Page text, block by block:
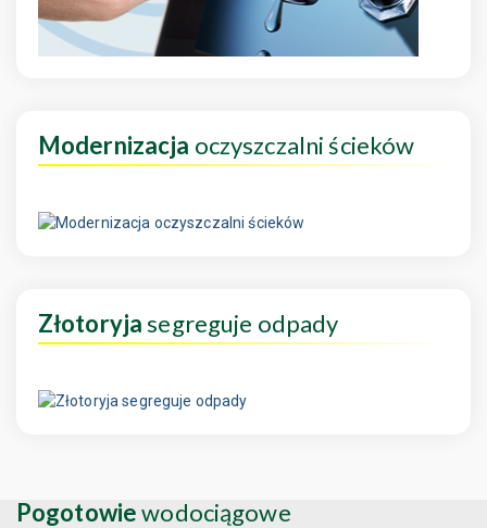
Modernizacja oczyszczalni ścieków
Złotoryjasegreguje odpady
Pogotowiewodociągowe